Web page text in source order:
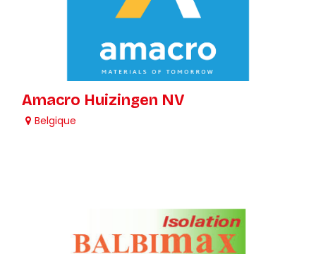
Amacro Huizingen NV
Belgique